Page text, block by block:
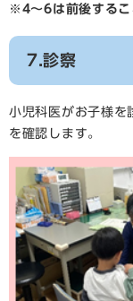
※4～6は前後するこ
7.診察
小児科医がお子様を
を確認します。